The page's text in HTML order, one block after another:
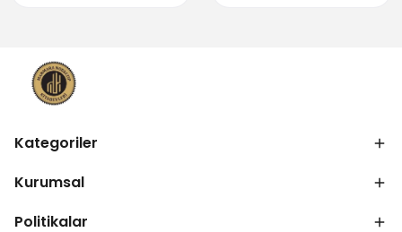
Kategoriler
Kurumsal
Politikalar